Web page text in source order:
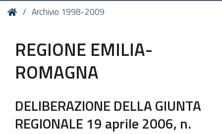
Tu HomeArchivio 1998-2009
REGIONE EMILIA-
ROMAGNA
DELIBERAZIONE DELLA GIUNTA
REGIONALE 19 aprile 2006, n.